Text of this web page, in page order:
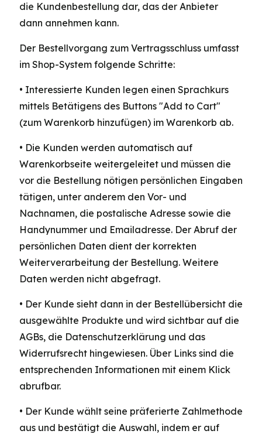
die Kundenbestellung dar, das der Anbieter
dann annehmen kann.
Der Bestellvorgang zum Vertragsschluss umfasst
im Shop-System folgende Schritte:
• Interessierte Kunden legen einen Sprachkurs
mittels Betätigens des Buttons "Add to Cart"
(zum Warenkorb hinzufügen) im Warenkorb ab.
• Die Kunden werden automatisch auf
Warenkorbseite weitergeleitet und müssen die
vor die Bestellung nötigen persönlichen Eingaben
tätigen, unter anderem den Vor- und
Nachnamen, die postalische Adresse sowie die
Handynummer und Emailadresse. Der Abruf der
persönlichen Daten dient der korrekten
Weiterverarbeitung der Bestellung. Weitere
Daten werden nicht abgefragt.
• Der Kunde sieht dann in der Bestellübersicht die
ausgewählte Produkte und wird sichtbar auf die
AGBs, die Datenschutzerklärung und das
Widerrufsrecht hingewiesen. Über Links sind die
entsprechenden Informationen mit einem Klick
abrufbar.
• Der Kunde wählt seine präferierte Zahlmethode
aus und bestätigt die Auswahl, indem er auf